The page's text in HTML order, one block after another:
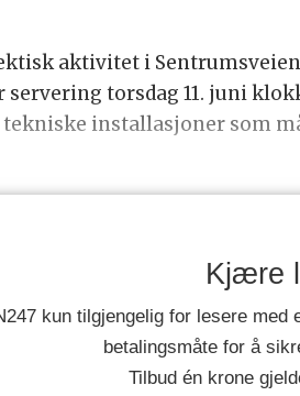
aktivitet i
torsdag 11. juni
installasjoner som
Kjære
kun tilgjengelig for lesere
betalingsmåte for å
Tilbud én krone